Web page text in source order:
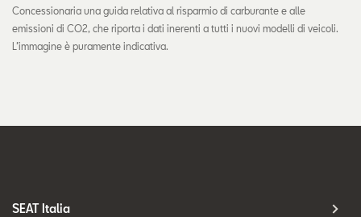
Concessionaria una guida relativa al risparmio di carburante e alle
emissioni di CO2, che riporta i dati inerenti a tutti i nuovi modelli di veicoli.
L’immagine è puramente indicativa.
SEAT Italia